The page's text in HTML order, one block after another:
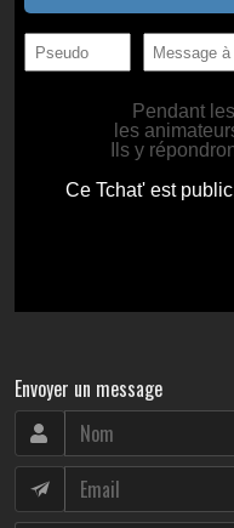
Envoyer un message